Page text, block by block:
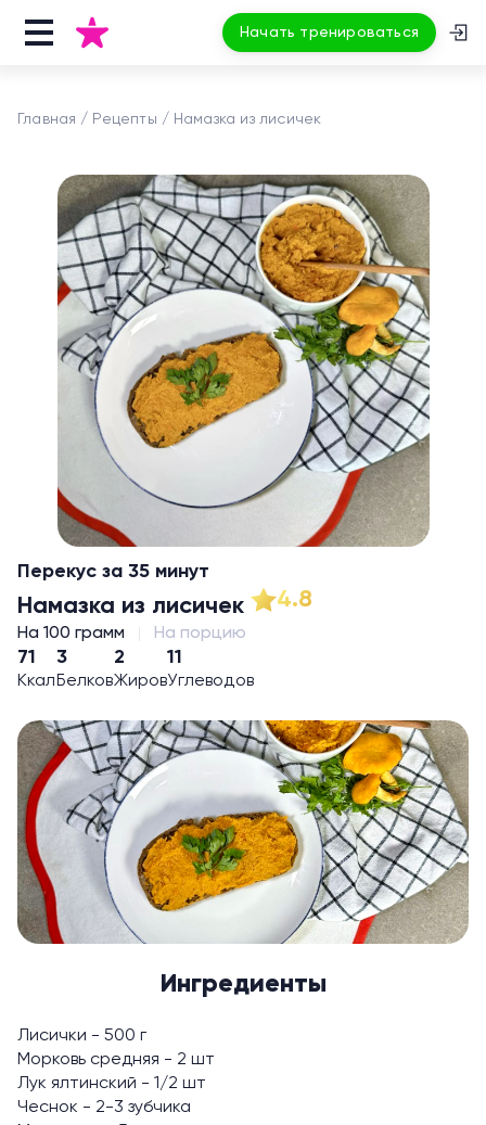
Начать тренироваться
Главная Рецепты Намазка из лисичек
Перекус за 35 минут
Намазка из лисичек 4.8
На 100 грамм На порцию
71
Ккал
3
Белков
2
Жиров
11
Углеводов
Ингредиенты
Лисички - 500 г
Морковь средняя - 2 шт
Лук ялтинский - 1/2 шт
Чеснок - 2-3 зубчика